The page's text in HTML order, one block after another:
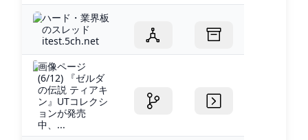
ハード・業界板
のスレッド
itest.5ch.net
画像ページ
(6/12) 『ゼルダ
の伝説 ティアキ
ン』UTコレクシ
ョンが発売
中、...